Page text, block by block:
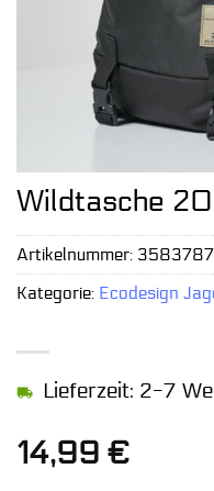
Wildtasche
14,99 €
Lieferzeit: 2-7
Artikelnummer:
Kategorie: Ecodesign